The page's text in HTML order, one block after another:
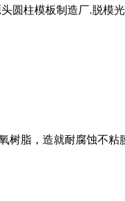
圆柱模板制造厂.脱模
树脂，造就耐腐蚀不粘